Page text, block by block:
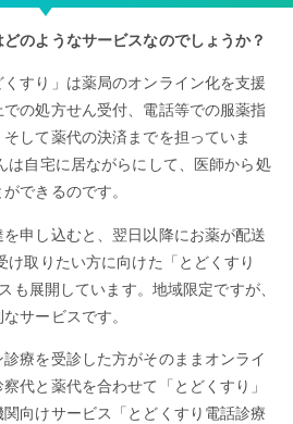
のようなサービスなのでしょうか？
くすり」は薬局のオンライン化を支援
の処方せん受付、電話等での服薬指
して薬代の決済までを担っていま
は自宅に居ながらにして、医師から処
できるのです。
を申し込むと、翌日以降にお薬が配送
け取りたい方に向けた「とどくすり
も展開しています。地域限定ですが、
サービスです。
療を受診した方がそのままオンライ
代と薬代を合わせて「とどくすり」
向けサービス「とどくすり電話診療